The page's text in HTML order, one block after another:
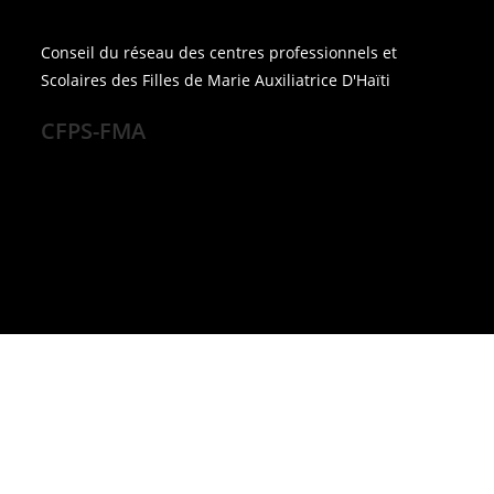
Conseil du réseau des centres professionnels et
Scolaires des Filles de Marie Auxiliatrice D'Haïti
CFPS-FMA